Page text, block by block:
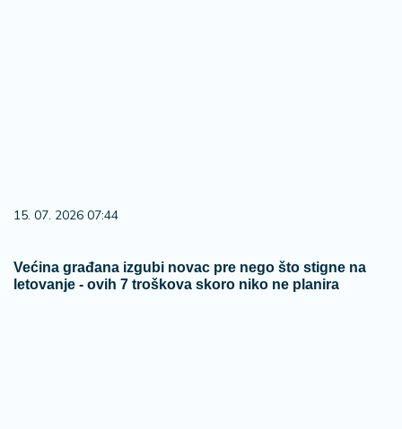
15. 07. 2026 07:44
Većina građana izgubi novac pre nego što stigne na
letovanje - ovih 7 troškova skoro niko ne planira